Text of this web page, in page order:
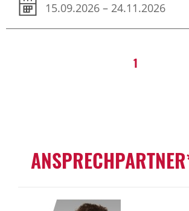
15.09.2026 – 24.11.2026
1